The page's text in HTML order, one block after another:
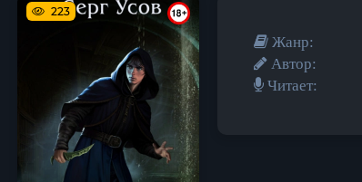
223
Жанр:
Автор:
Читает: